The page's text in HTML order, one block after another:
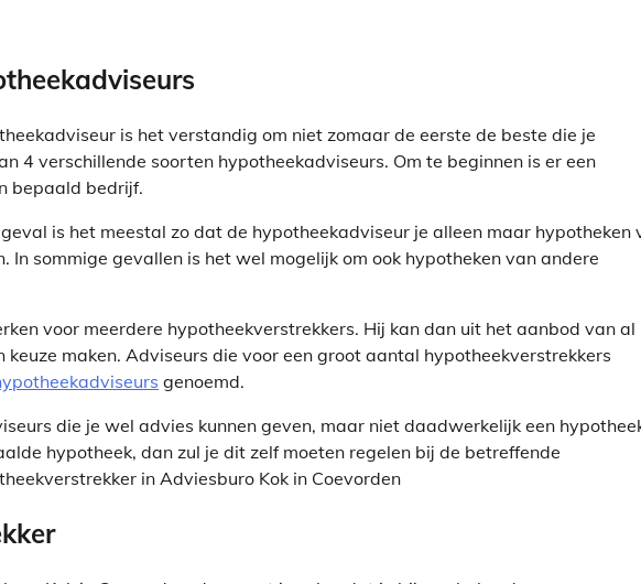
is het verstandig om niet zomaar de eerste de beste die je
4 verschillende soorten hypotheekadviseurs. Om te beginnen is er een
bepaald bedrijf.
is het meestal zo dat de hypotheekadviseur je alleen maar hypotheken
In sommige gevallen is het wel mogelijk om ook hypotheken van andere
voor meerdere hypotheekverstrekkers. Hij kan dan uit het aanbod van al
maken. Adviseurs die voor een groot aantal hypotheekverstrekkers
genoemd.
die je wel advies kunnen geven, maar niet daadwerkelijk een
hypotheek, dan zul je dit zelf moeten regelen bij de betreffende
in Adviesburo Kok in Coevorden